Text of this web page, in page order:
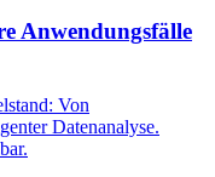
Anwendungsfälle
Von
Datenanalyse.